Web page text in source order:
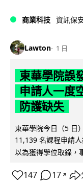
商業科技 資訊保
Lawton 1 日
東華學院誤
申請人一度
防護缺失
東華學院今日（5 日
11,139 名課程申請
以為獲得學位取錄，
147 17 ↗